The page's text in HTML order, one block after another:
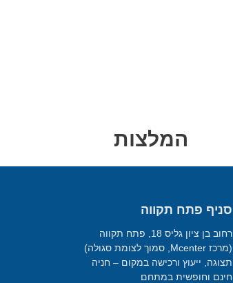
המלצות
סניף פתח תקווה
רחוב בן ציון גליס 18, פתח תקווה
(מרכז Mcenter, סמוך לצומת סגולה)
תצוגה, ייעוץ ורכישה במקום – חניה
חינם וחופשית במתחם